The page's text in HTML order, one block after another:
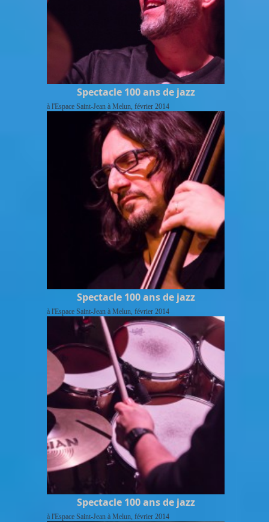
Spectacle 100 ans de jazz
à l'Espace Saint-Jean à Melun, février 2014
Spectacle 100 ans de jazz
à l'Espace Saint-Jean à Melun, février 2014
Spectacle 100 ans de jazz
à l'Espace Saint-Jean à Melun, février 2014